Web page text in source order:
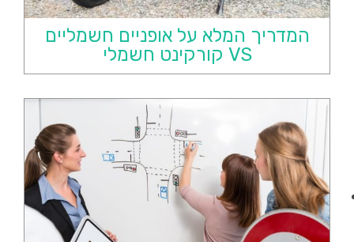
המדריך המלא על אופניים חשמליים
VS קורקינט חשמלי